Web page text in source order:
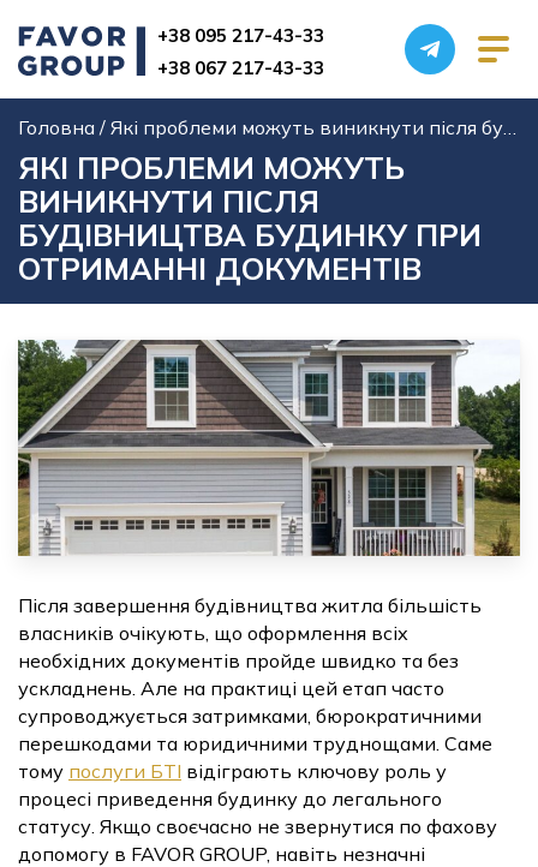
+38 095 217-43-33
+38 067 217-43-33
Послуги БТІ
Виготовлення технічного паспорта БТІ
Проектування та архітектурні послуги
Землевпорядні послуги
Узаконення нерухомості
Державна реєстрація речових прав на
Дозвільна документація на будівництво/
реконструкцію
Експертна оцінка майна
Оцінка доступності приміщення для МГН
Оцiнка збиткiв від війни
Головна / Які проблеми можуть виникнути після будівництва будинку при отриманні документів
ЯКІ ПРОБЛЕМИ МОЖУТЬ
ВИНИКНУТИ ПІСЛЯ
БУДІВНИЦТВА БУДИНКУ ПРИ
ОТРИМАННІ ДОКУМЕНТІВ
Після завершення будівництва житла більшість
власників очікують, що оформлення всіх
необхідних документів пройде швидко та без
ускладнень. Але на практиці цей етап часто
супроводжується затримками, бюрократичними
перешкодами та юридичними труднощами. Саме
тому послуги БТІ відіграють ключову роль у
процесі приведення будинку до легального
статусу. Якщо своєчасно не звернутися по фахову
допомогу в FAVOR GROUP, навіть незначні